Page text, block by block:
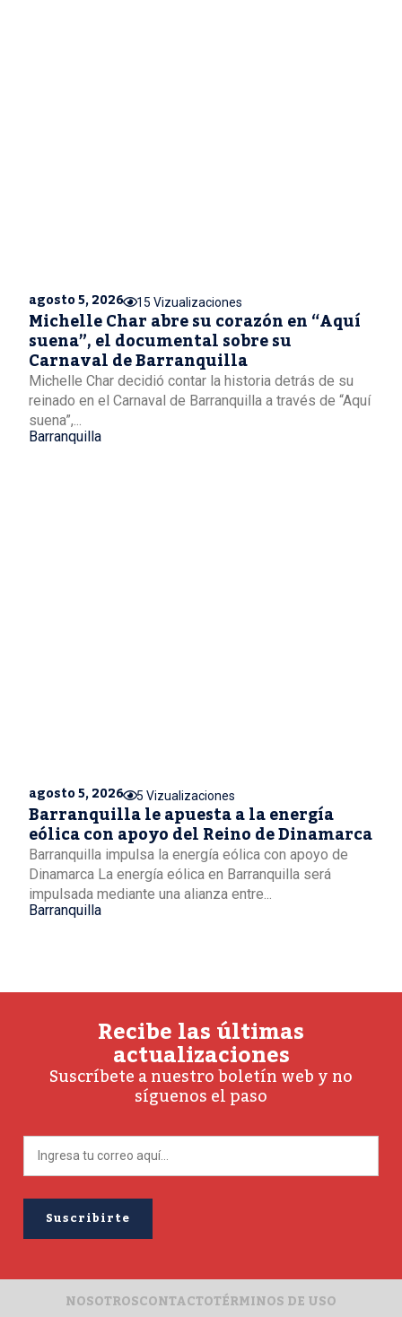
agosto 5, 2026 15 Vizualizaciones
Michelle Char abre su corazón en “Aquí
suena”, el documental sobre su
Carnaval de Barranquilla
Michelle Char decidió contar la historia detrás de su
reinado en el Carnaval de Barranquilla a través de “Aquí
suena”,...
Barranquilla
agosto 5, 2026 5 Vizualizaciones
Barranquilla le apuesta a la energía
eólica con apoyo del Reino de Dinamarca
Barranquilla impulsa la energía eólica con apoyo de
Dinamarca La energía eólica en Barranquilla será
impulsada mediante una alianza entre...
Barranquilla
Recibe las últimas
actualizaciones
Suscríbete a nuestro boletín web y no
síguenos el paso
NOSOTROSCONTACTOTÉRMINOS DE USO